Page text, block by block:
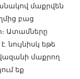
մաքրվեն
բաց
Ատամները
եթե
մաքրող
եք